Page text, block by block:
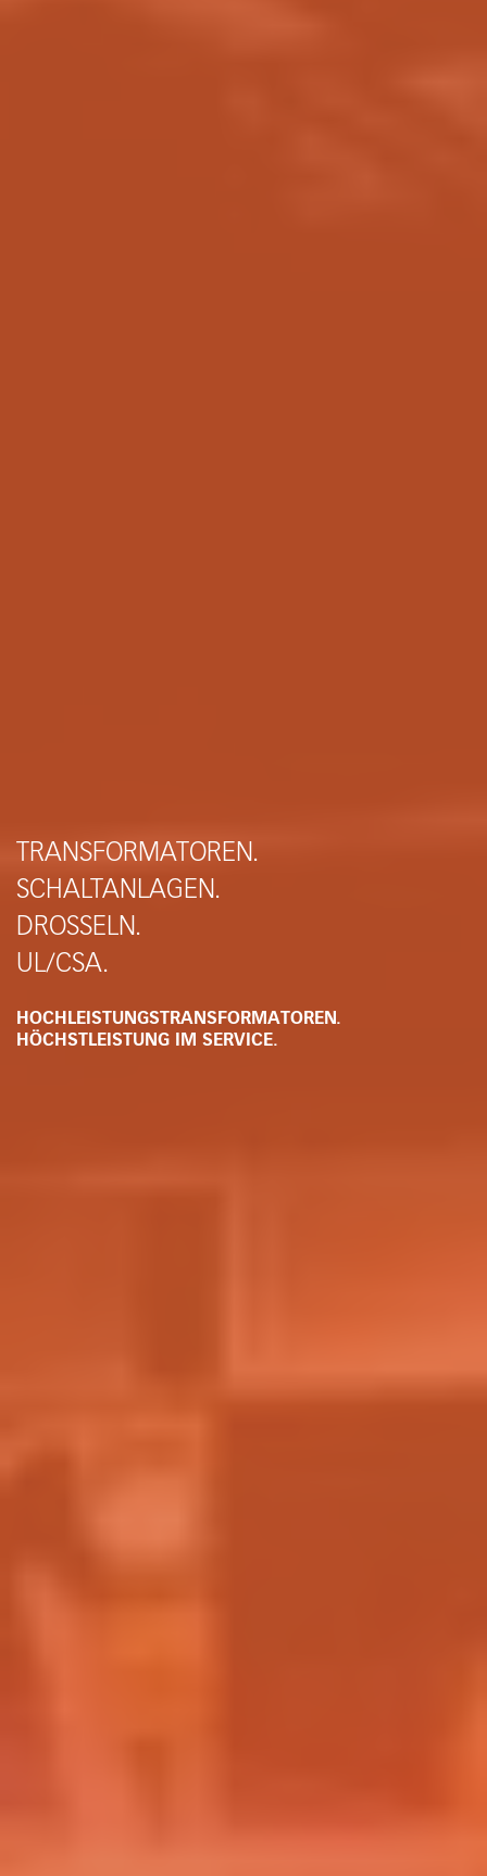
TRANSFORMATOREN.
SCHALTANLAGEN.
DROSSELN.
UL/CSA.
HOCHLEISTUNGSTRANSFORMATOREN.
HÖCHSTLEISTUNG IM SERVICE.